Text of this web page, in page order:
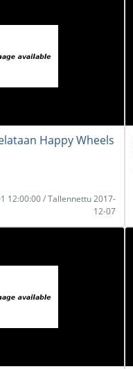
Happy Wheels
12:00:00 / Tallennettu 2017-
12-07